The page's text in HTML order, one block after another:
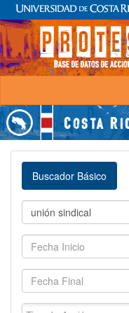
Buscador Básico